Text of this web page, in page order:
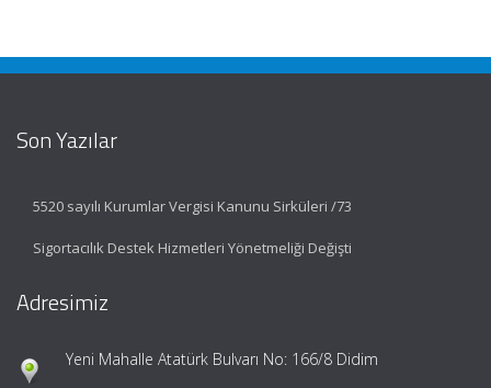
Son Yazılar
5520 sayılı Kurumlar Vergisi Kanunu Sirküleri /73
Sigortacılık Destek Hizmetleri Yönetmeliği Değişti
Adresimiz
Yeni Mahalle Atatürk Bulvarı No: 166/8 Didim